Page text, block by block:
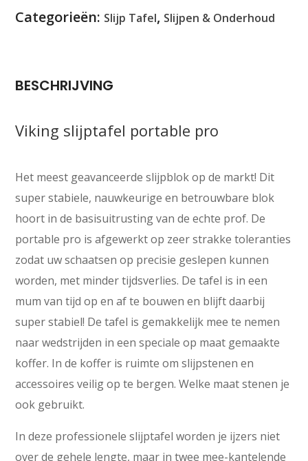
Categorieën: Slijp Tafel, Slijpen & Onderhoud
BESCHRIJVING
Viking slijptafel portable pro
Het meest geavanceerde slijpblok op de markt! Dit
super stabiele, nauwkeurige en betrouwbare blok
hoort in de basisuitrusting van de echte prof. De
portable pro is afgewerkt op zeer strakke toleranties
zodat uw schaatsen op precisie geslepen kunnen
worden, met minder tijdsverlies. De tafel is in een
mum van tijd op en af te bouwen en blijft daarbij
super stabiel! De tafel is gemakkelijk mee te nemen
naar wedstrijden in een speciale op maat gemaakte
koffer. In de koffer is ruimte om slijpstenen en
accessoires veilig op te bergen. Welke maat stenen je
ook gebruikt.
In deze professionele slijptafel worden je ijzers niet
over de gehele lengte, maar in twee mee-kantelende